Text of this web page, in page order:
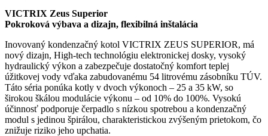
VICTRIX Zeus Superior
Pokroková výbava a dizajn, flexibilná inštalácia
Inovovaný kondenzačný kotol VICTRIX ZEUS SUPERIOR, má
nový dizajn, High-tech technológiu elektronickej dosky, vysoký
hydraulický výkon a zabezpečuje dostatočný komfort teplej
úžitkovej vody vďaka zabudovanému 54 litrovému zásobníku TÚV.
Táto séria ponúka kotly v dvoch výkonoch – 25 a 35 kW, so
širokou škálou modulácie výkonu – od 10% do 100%. Vysokú
účinnosť podporuje čerpadlo s nízkou spotrebou a kondenzačný
modul s jedinou špirálou, charakteristickou zvýšeným prietokom, čo
znižuje riziko jeho upchatia.